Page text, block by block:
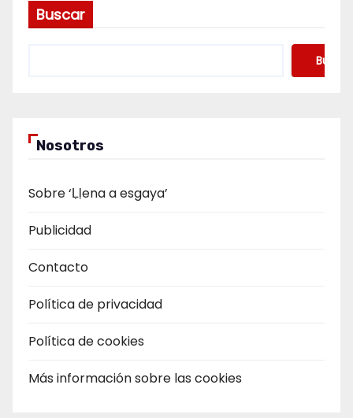
Buscar
Buscar
Nosotros
Sobre ‘Ḷḷena a esgaya’
Publicidad
Contacto
Política de privacidad
Política de cookies
Más información sobre las cookies